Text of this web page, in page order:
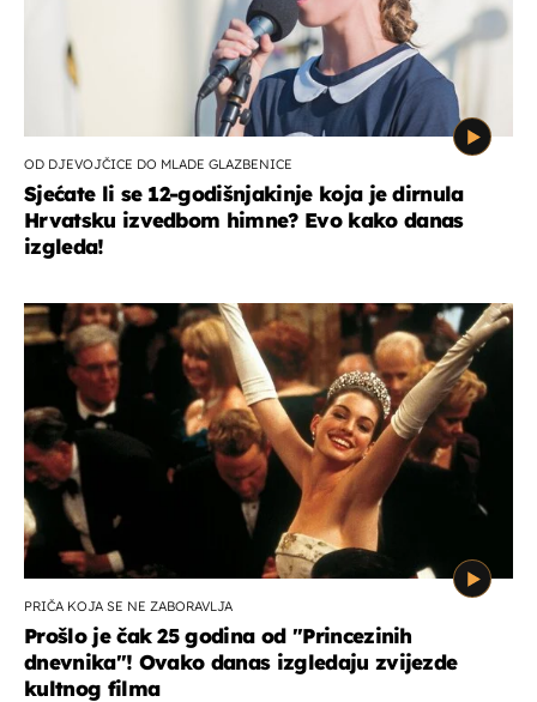
OD DJEVOJČICE DO MLADE GLAZBENICE
Sjećate li se 12-godišnjakinje koja je dirnula
Hrvatsku izvedbom himne? Evo kako danas
izgleda!
PRIČA KOJA SE NE ZABORAVLJA
Prošlo je čak 25 godina od ''Princezinih
dnevnika''! Ovako danas izgledaju zvijezde
kultnog filma